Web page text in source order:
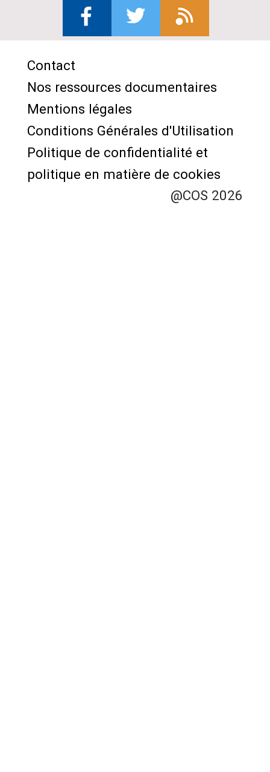
@COS 2026
Menu
Pied
de
page
Contact
Nos ressources documentaires
Mentions légales
Conditions Générales d'Utilisation
Politique de confidentialité et
politique en matière de cookies